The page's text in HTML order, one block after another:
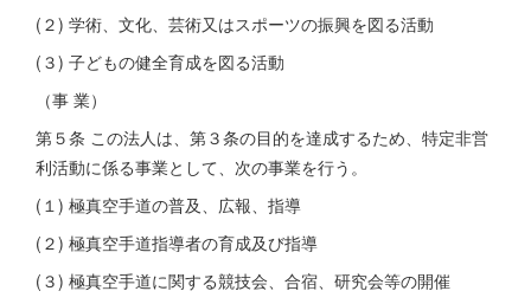
(２) 学術、文化、芸術又はスポーツの振興を図る活動
(３) 子どもの健全育成を図る活動
（事 業）
第５条 この法人は、第３条の目的を達成するため、特定非営
利活動に係る事業として、次の事業を行う。
(１) 極真空手道の普及、広報、指導
(２) 極真空手道指導者の育成及び指導
(３) 極真空手道に関する競技会、合宿、研究会等の開催